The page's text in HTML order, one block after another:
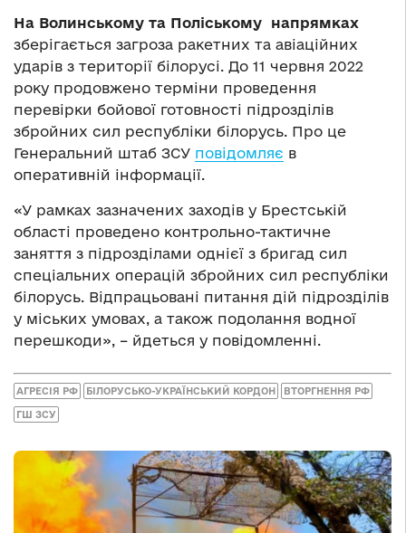
На Волинському та Поліському напрямках
зберігається загроза ракетних та авіаційних
ударів з території білорусі. До 11 червня 2022
року продовжено терміни проведення
перевірки бойової готовності підрозділів
збройних сил республіки білорусь. Про це
Генеральний штаб ЗСУ повідомляє в
оперативній інформації.
«У рамках зазначених заходів у Брестській
області проведено контрольно-тактичне
заняття з підрозділами однієї з бригад сил
спеціальних операцій збройних сил республіки
білорусь. Відпрацьовані питання дій підрозділів
у міських умовах, а також подолання водної
перешкоди», – йдеться у повідомленні.
АГРЕСІЯ РФ БІЛОРУСЬКО-УКРАЇНСЬКИЙ КОРДОН ВТОРГНЕННЯ РФ
ГШ ЗСУ